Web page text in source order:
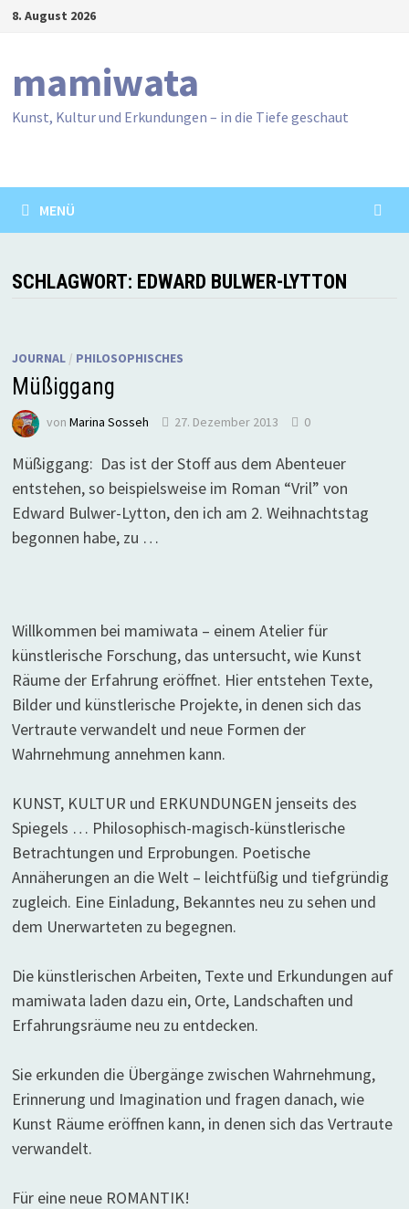
Zum8. August 2026
mamiwata
Kunst, Kultur und Erkundungen – in die Tiefe geschaut
MENÜ
SCHLAGWORT: EDWARD BULWER-LYTTON
JOURNAL/ PHILOSOPHISCHES
Müßiggang
von Marina Sosseh 27. Dezember 2013 0
Müßiggang: Das ist der Stoff aus dem Abenteuer
entstehen, so beispielsweise im Roman “Vril” von
Edward Bulwer-Lytton, den ich am 2. Weihnachtstag
begonnen habe, zu …
Willkommen bei mamiwata – einem Atelier für
künstlerische Forschung, das untersucht, wie Kunst
Räume der Erfahrung eröffnet. Hier entstehen Texte,
Bilder und künstlerische Projekte, in denen sich das
Vertraute verwandelt und neue Formen der
Wahrnehmung annehmen kann.
KUNST, KULTUR und ERKUNDUNGEN jenseits des
Spiegels … Philosophisch-magisch-künstlerische
Betrachtungen und Erprobungen. Poetische
Annäherungen an die Welt – leichtfüßig und tiefgründig
zugleich. Eine Einladung, Bekanntes neu zu sehen und
dem Unerwarteten zu begegnen.
Die künstlerischen Arbeiten, Texte und Erkundungen auf
mamiwata laden dazu ein, Orte, Landschaften und
Erfahrungsräume neu zu entdecken.
Sie erkunden die Übergänge zwischen Wahrnehmung,
Erinnerung und Imagination und fragen danach, wie
Kunst Räume eröffnen kann, in denen sich das Vertraute
verwandelt.
Für eine neue ROMANTIK!